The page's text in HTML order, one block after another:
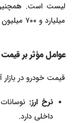
میلیارد و ۷۰۰ میلیون تومان عرضه می‌شود.
عوامل مؤثر بر قیمت
قیمت خودرو در بازار
نرخ ارز: نوسانات
داخلی دارد.